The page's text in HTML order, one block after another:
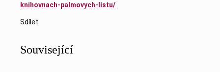
knihovnach-palmovych-listu/
Sdílet
Související